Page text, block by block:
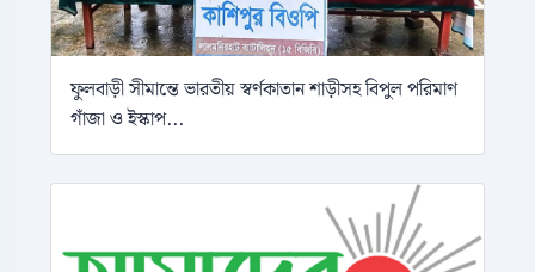
ফুলবাড়ী সীমান্তে ভারতীয় স্বর্ণকাতান শাড়ীসহ বিপুল পরিমাণ
গাঁজা ও ইস্কাপ...